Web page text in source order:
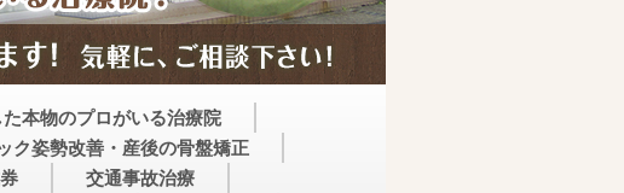
本物のプロがいる治療院
ク姿勢改善・産後の骨盤矯正
交通事故治療